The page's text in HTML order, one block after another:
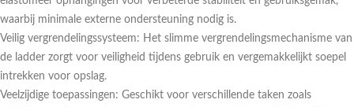
waarbij minimale externe ondersteuning nodig is.
Veilig vergrendelingssysteem: Het slimme vergrendelingsmechanisme van
de ladder zorgt voor veiligheid tijdens gebruik en vergemakkelijkt soepel
intrekken voor opslag.
Veelzijdige toepassingen: Geschikt voor verschillende taken zoals